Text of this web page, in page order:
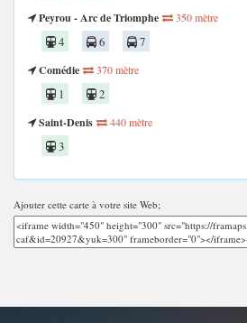
Peyrou - Arc de Triomphe
350 mètre
4 6
7
Comédie
370 mètre
1
2
Saint-Denis
440 mètre
3
Ajouter cette carte à votre site Web;